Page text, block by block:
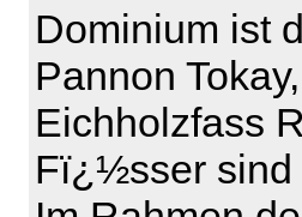
Dominium ist
Pannon
Eichholzfass
Fï¿½sser sind